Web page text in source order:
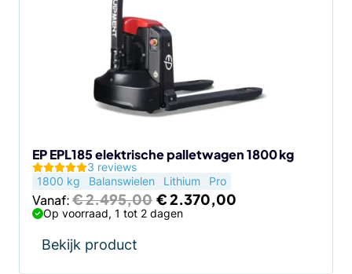
EP EPL185 elektrische palletwagen 1800 kg
3 reviews
1800 kg
Balanswielen Lithium Pro
Vanaf:€2.495,00 Oorspronkelijke
prijs
was:
€2.370,00
Op voorraad, 1 tot 2 dagen
Bekijk product
de
productpagina